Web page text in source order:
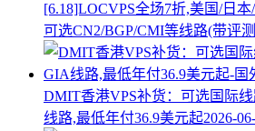
[6.18]LOCVPS全场7折,美国/日
可选CN2/BGP/CMI等线路(带评
DMIT香港VPS补货：可选国际
线路,最低年付36.9美元起2026-